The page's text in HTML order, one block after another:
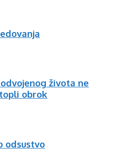
života ne
obrok
odsustvo